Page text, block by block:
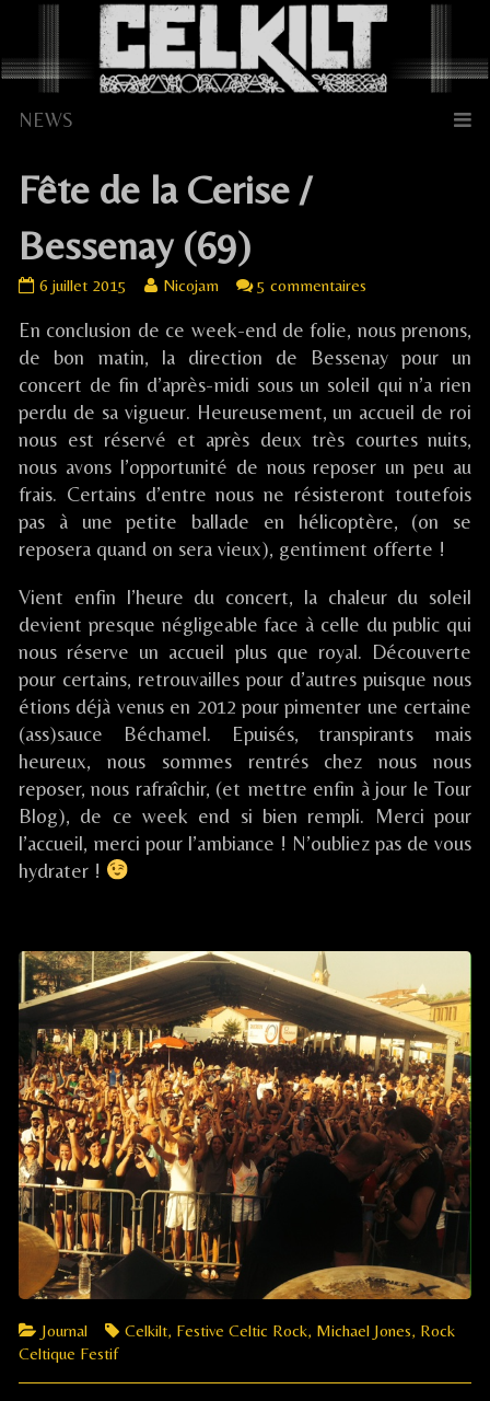
content
Fête de la Cerise /
Bessenay (69)
Fête
la
Cerise
(69)
published
on
6 juillet 2015
Read
posts
by
author
of
Fête
de
la
Cerise
Bessenay
Nicojam 5 commentaires
de
la
Cerise
Bessenay
(69)
En conclusion de ce week-end de folie, nous prenons,
de bon matin, la direction de Bessenay pour un
concert de fin d’après-midi sous un soleil qui n’a rien
perdu de sa vigueur. Heureusement, un accueil de roi
nous est réservé et après deux très courtes nuits,
nous avons l’opportunité de nous reposer un peu au
frais. Certains d’entre nous ne résisteront toutefois
pas à une petite ballade en hélicoptère, (on se
reposera quand on sera vieux), gentiment offerte !
Vient enfin l’heure du concert, la chaleur du soleil
devient presque négligeable face à celle du public qui
nous réserve un accueil plus que royal. Découverte
pour certains, retrouvailles pour d’autres puisque nous
étions déjà venus en 2012 pour pimenter une certaine
(ass)sauce Béchamel. Epuisés, transpirants mais
heureux, nous sommes rentrés chez nous nous
reposer, nous rafraîchir, (et mettre enfin à jour le Tour
Blog), de ce week end si bien rempli. Merci pour
l’accueil, merci pour l’ambiance ! N’oubliez pas de vous
hydrater !
Categories
Journal Tags
Celkilt, Festive Celtic Rock, Michael Jones, Rock
Celtique Festif